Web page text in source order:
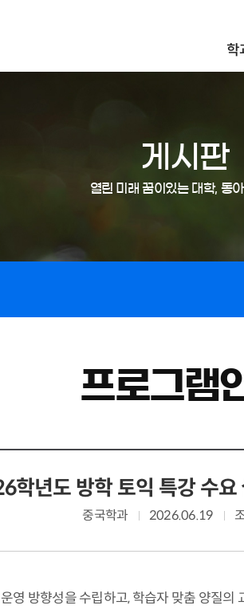
학
게시판
열린 미래 꿈이있는 대학, 동
프로그램
학년도 방학 토익 특강 수요
중국학과 2026.06.19
영 방향성을 수립하고, 학습자 맞춤 양질